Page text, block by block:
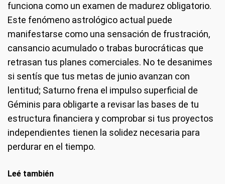
funciona como un examen de madurez obligatorio.
Este fenómeno astrológico actual puede
manifestarse como una sensación de frustración,
cansancio acumulado o trabas burocráticas que
retrasan tus planes comerciales. No te desanimes
si sentís que tus metas de junio avanzan con
lentitud; Saturno frena el impulso superficial de
Géminis para obligarte a revisar las bases de tu
estructura financiera y comprobar si tus proyectos
independientes tienen la solidez necesaria para
perdurar en el tiempo.
Leé también